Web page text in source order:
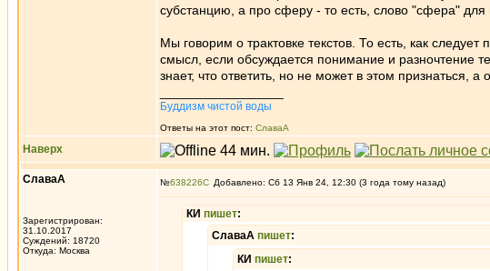
субстанцию, а про сферу - то есть, слово "сфера" для
Мы говорим о трактовке текстов. То есть, как
смысл, если обсуждается понимание и разночтение
знает, что ответить, но не может в этом признаться, а
Буддизм чистой воды
Ответы на этот пост: СлаваА
Наверх
СлаваА
Зарегистрирован:
31.10.2017
Суждений: 18720
Откуда: Москва
№638226 Добавлено: Сб 13 Янв 24, 12:30 (3 года тому назад)
КИ пишет:
СлаваА пишет:
КИ пишет: